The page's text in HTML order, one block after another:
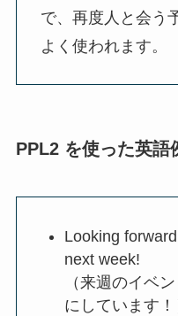
で、再度人と会う
よく使われます。
PPL2 を使った英語
Looking
next week!
（来週のイベ
にしています！